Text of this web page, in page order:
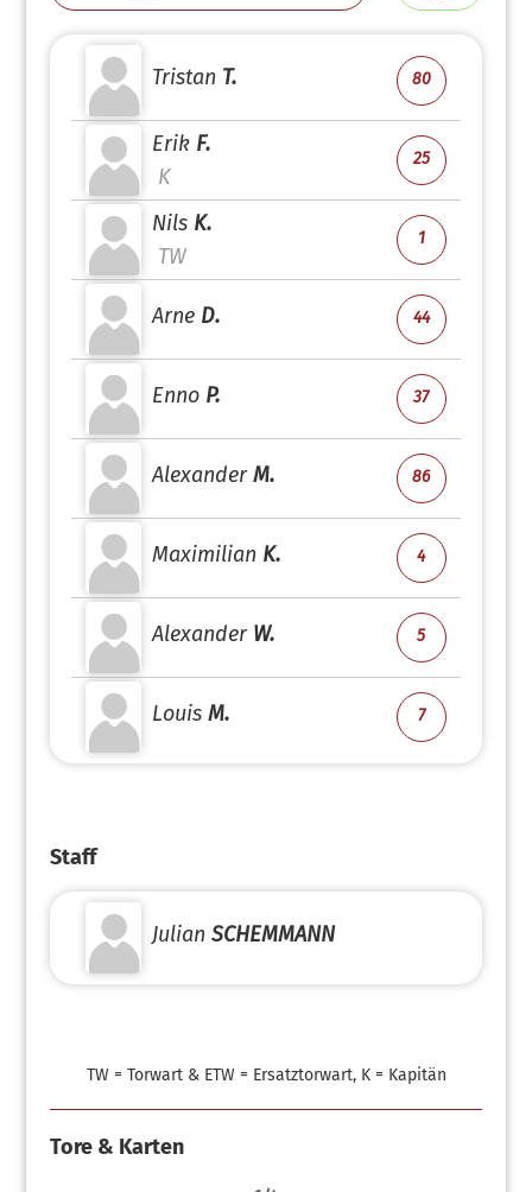
Tristan T. 80
Erik F.
K
25
Nils K.
TW
1
Arne D. 44
Enno P. 37
Alexander M. 86
Maximilian K. 4
Alexander W. 5
Louis M. 7
Staff
Julian SCHEMMANN
TW = Torwart & ETW = Ersatztorwart, K = Kapitän
Tore & Karten